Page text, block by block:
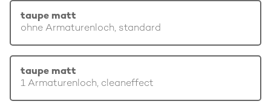
taupe matt
ohne Armaturenloch, standard
taupe matt
1 Armaturenloch, cleaneffect